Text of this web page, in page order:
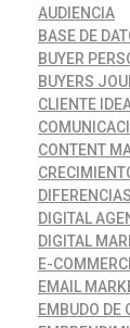
AUDIENCIA
BASE DE
BUYER
BUYERS
CLIENTE
CONTENT
DIFERENCIAS
DIGITAL
DIGITAL
E-
EMAIL
EMBUDO DE